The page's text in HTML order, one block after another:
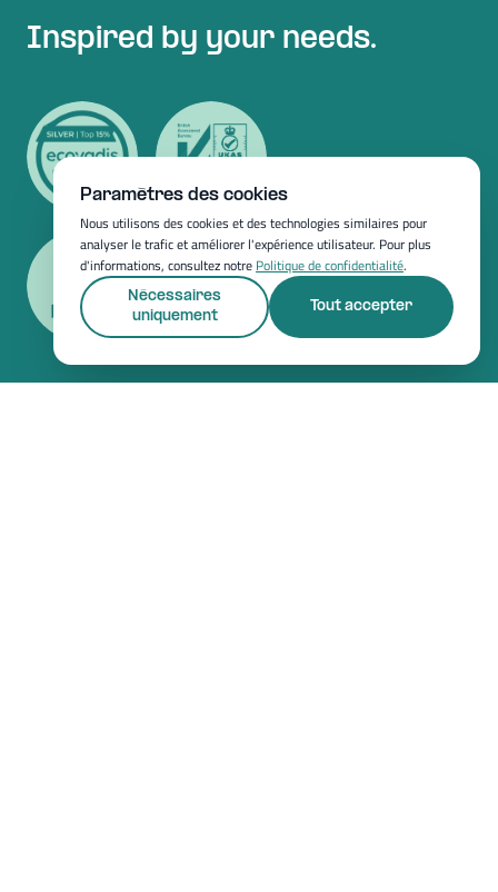
Inspired by your needs.
Paramètres des cookies
Nous utilisons des cookies et des technologies similaires pour
analyser le trafic et améliorer l'expérience utilisateur. Pour plus
d'informations, consultez notre Politique de confidentialité.
Nécessaires
uniquement
Tout accepter